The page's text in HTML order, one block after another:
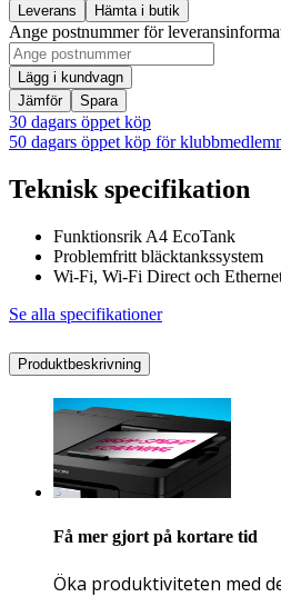
Leverans Hämta i butik
Ange postnummer för
Lägg i kundvagn
Jämför
Spara
30 dagars öppet köp
50 dagars öppet köp för
Teknisk specifikation
Funktionsrik A4 EcoTank
Problemfritt bläcktankssystem
Wi-Fi, Wi-Fi Direct och
Se alla specifikationer
Produktbeskrivning
Få mer gjort på kortare tid
Öka produktiviteten med